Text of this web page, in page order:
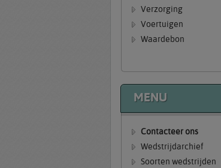
Verzorging
Voertuigen
Waardebon
MENU
Contacteer ons
Wedstrijdarchief
Soorten wedstrijden